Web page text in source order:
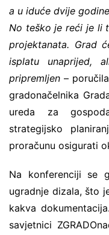
a u iduće dvije
No teško je reći je li
projektanata. Grad
isplatu unaprijed,
pripremljen –
gradonačelnika
ureda za
strategijsko
proračunu osigurati
Na konferenciji se
ugradnje dizala, što
kakva
savjetnici